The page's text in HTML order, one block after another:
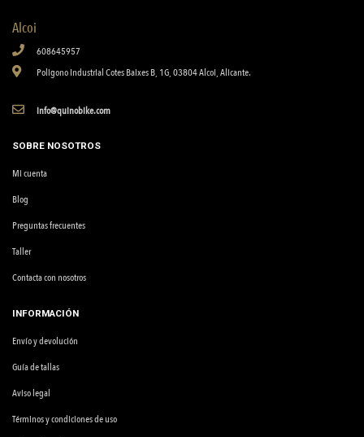
Alcoi
608645957
Poligono Industrial Cotes Baixes B, 1G, 03804 Alcoi, Alicante.
info@quinobike.com
SOBRE NOSOTROS
Mi cuenta
Blog
Preguntas frecuentes
Taller
Contacta con nosotros
INFORMACIÓN
Envío y devolución
Guía de tallas
Aviso legal
Términos y condiciones de uso